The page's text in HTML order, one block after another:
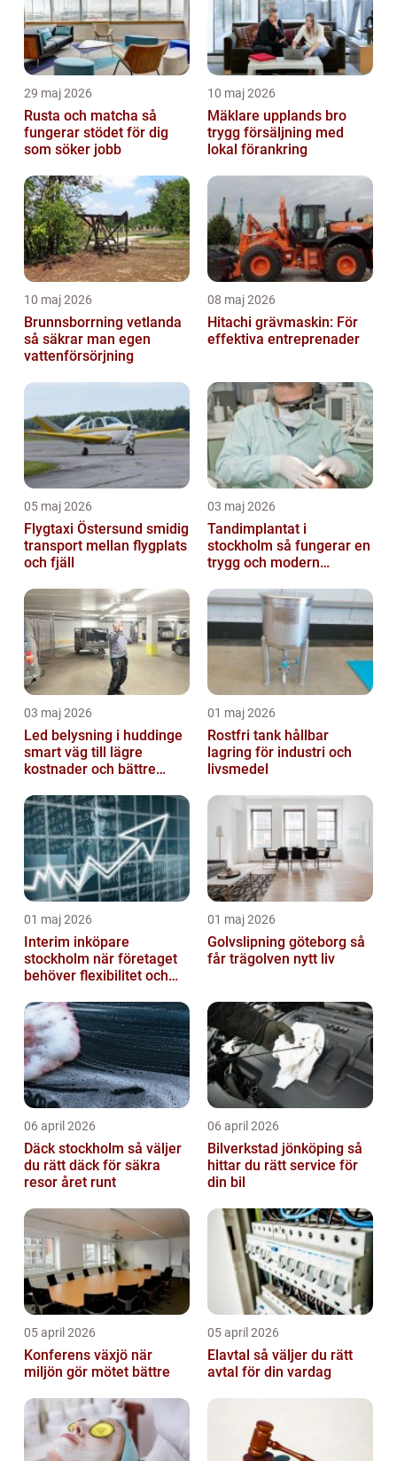
29 maj 2026
Rusta och matcha så
fungerar stödet för dig
som söker jobb
10 maj 2026
Mäklare upplands bro
trygg försäljning med
lokal förankring
10 maj 2026
Brunnsborrning vetlanda
så säkrar man egen
vattenförsörjning
08 maj 2026
Hitachi grävmaskin: För
effektiva entreprenader
05 maj 2026
Flygtaxi Östersund smidig
transport mellan flygplats
och fjäll
03 maj 2026
Tandimplantat i
stockholm så fungerar en
trygg och modern
03 maj 2026
Led belysning i huddinge
smart väg till lägre
kostnader och bättre
01 maj 2026
Rostfri tank hållbar
lagring för industri och
livsmedel
01 maj 2026
Interim inköpare
stockholm när företaget
behöver flexibilitet och
01 maj 2026
Golvslipning göteborg så
får trägolven nytt liv
06 april 2026
Däck stockholm så väljer
du rätt däck för säkra
resor året runt
06 april 2026
Bilverkstad jönköping så
hittar du rätt service för
din bil
05 april 2026
Konferens växjö när
miljön gör mötet bättre
05 april 2026
Elavtal så väljer du rätt
avtal för din vardag